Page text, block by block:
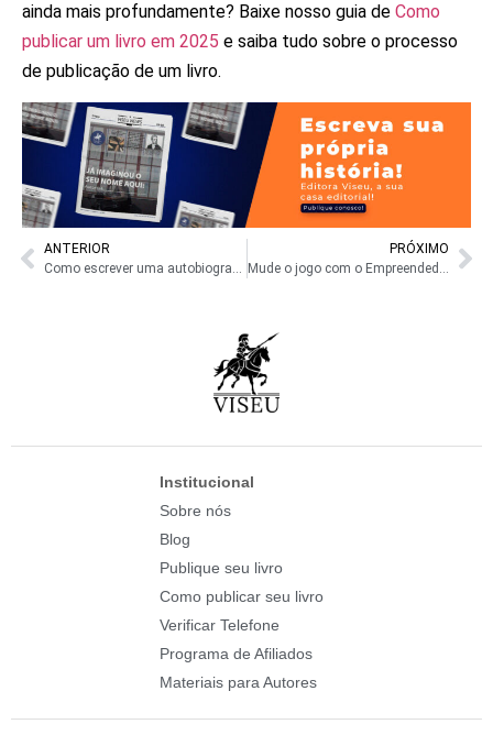
ainda mais profundamente? Baixe nosso guia de Como
publicar um livro em 2025 e saiba tudo sobre o processo
de publicação de um livro.
ANTERIOR
Como escrever uma autobiografia [GUIA COMPLETO]
PRÓXIMO
Mude o jogo com o Empreendedorismo Literário
Institucional
Sobre nós
Blog
Publique seu livro
Como publicar seu livro
Verificar Telefone
Programa de Afiliados
Materiais para Autores